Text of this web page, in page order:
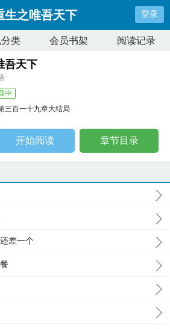
生之唯吾天下 登录
类 会员书架 阅读记录
吾天下
中
三百一十九章大结局
开始阅读 章节目录
差一个